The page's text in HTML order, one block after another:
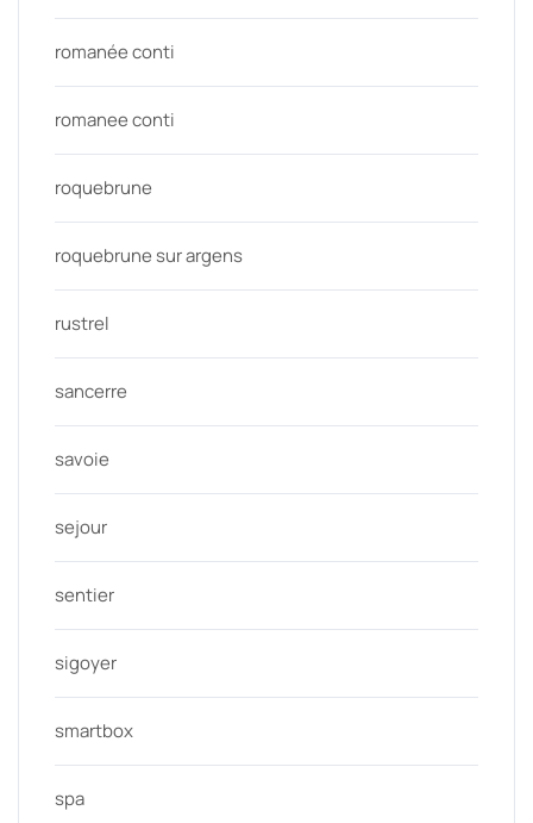
romanée conti
romanee conti
roquebrune
roquebrune sur argens
rustrel
sancerre
savoie
sejour
sentier
sigoyer
smartbox
spa